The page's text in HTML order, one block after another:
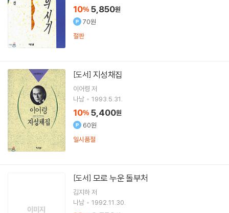
10% 5,850원
70원
절판
[도서] 지성채집
이어령 저
나남
1993.5.31.
10% 5,400원
60원
일시품절
[도서] 모로 누운 돌부처
김지하저
나남
1992.11.30.